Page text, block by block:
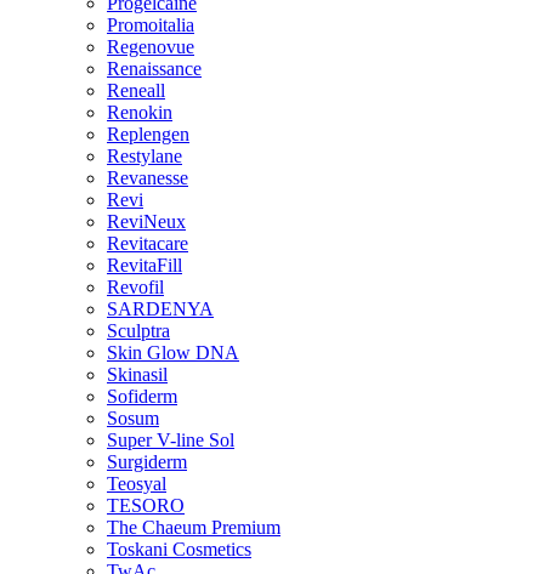
Promoitalia
Regenovue
Renaissance
Reneall
Renokin
Replengen
Restylane
Revanesse
Revi
ReviNeux
Revitacare
RevitaFill
Revofil
SARDENYA
Sculptra
Skin Glow DNA
Skinasil
Sofiderm
Sosum
Super V-line Sol
Surgiderm
Teosyal
TESORO
The Chaeum Premium
Toskani Cosmetics